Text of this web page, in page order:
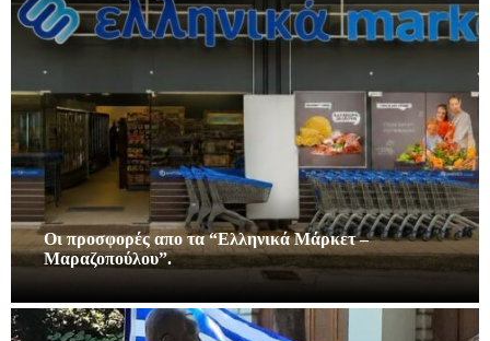
Οι προσφορές απο τα “Ελληνικά Μάρκετ –
Μαραζοπούλου”.